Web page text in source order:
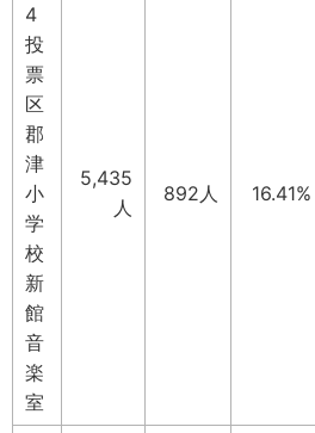
4
投
票
区
郡
津
小
学
校
新
館
音
楽
室
5,435
人
892人 16.41%